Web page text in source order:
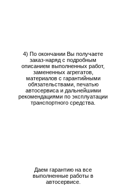
4) По окончании Вы получаете
заказ-наряд с подробным
описанием выполненных работ,
замененных агрегатов,
материалов с гарантийными
обязательствами, печатью
автосервиса и дальнейшими
рекомендациями по эксплуатации
транспортного средства.
Даем гарантию на все
выполненные работы в
автосервисе.